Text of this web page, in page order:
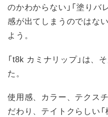
のかわからない」「塗りバ
感が出てしまうのではな
よう。
「t8k カミナリップ」は、
た。
使用感、カラー、テクス
だわり、テイトクらしい